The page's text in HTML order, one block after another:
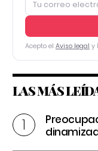
Acepto el Aviso legal y
LAS MÁS